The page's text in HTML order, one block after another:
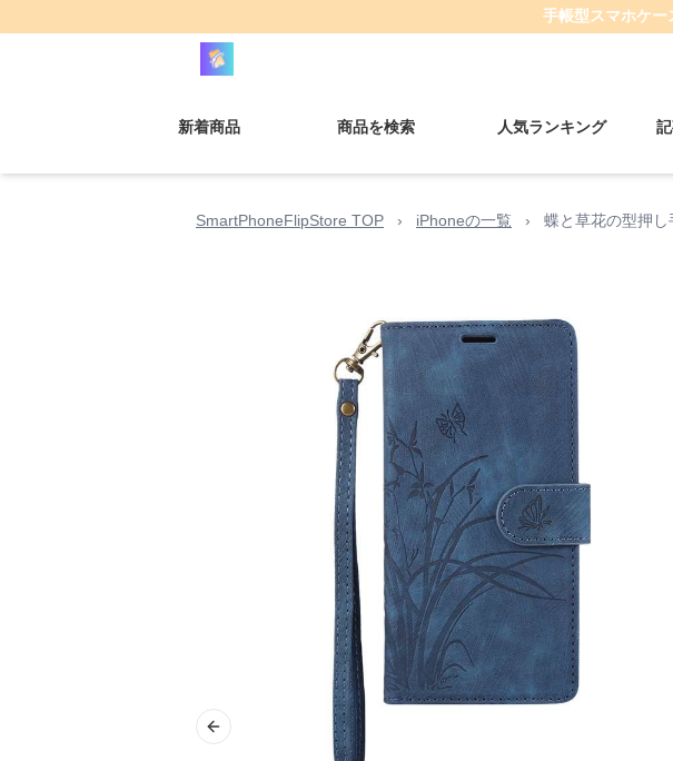
手帳型スマホケー
新着商品 商品を検索 人気ランキング
SmartPhoneFlipStore TOP › iPhoneの一覧 › 蝶と草花の型押
Previous slide